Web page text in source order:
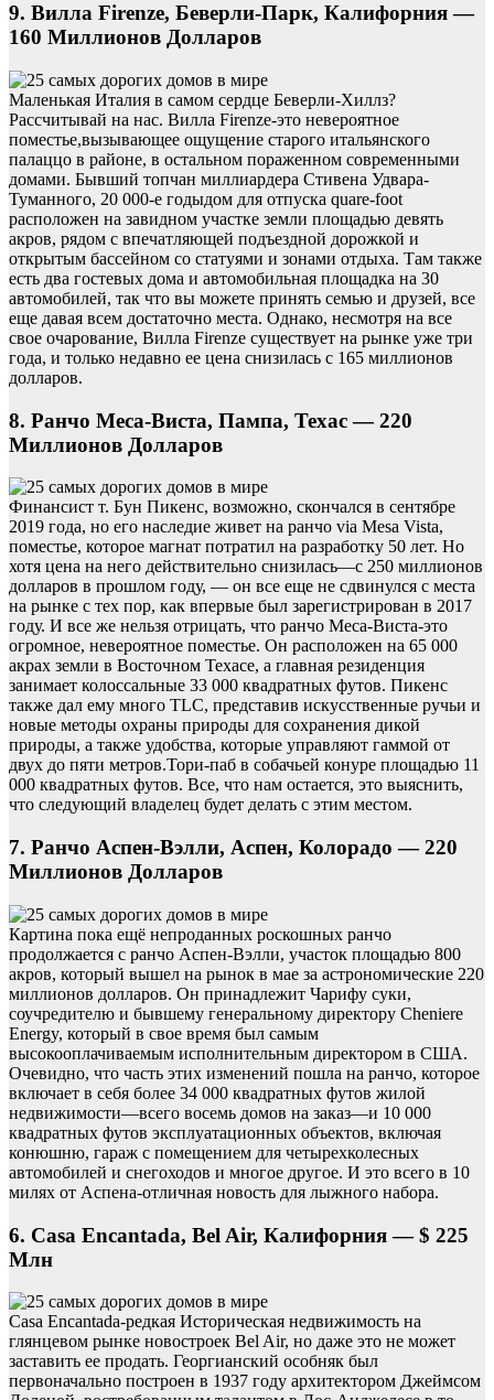
9. Вилла Firenze, Беверли-Парк, Калифорния —
160 Миллионов Долларов
Маленькая Италия в самом сердце Беверли-Хиллз?
Рассчитывай на нас. Вилла Firenze-это невероятное
поместье,вызывающее ощущение старого итальянского
палаццо в районе, в остальном пораженном современными
домами. Бывший топчан миллиардера Стивена Удвара-
Туманного, 20 000-е годыдом для отпуска quare-foot
расположен на завидном участке земли площадью девять
акров, рядом с впечатляющей подъездной дорожкой и
открытым бассейном со статуями и зонами отдыха. Там также
есть два гостевых дома и автомобильная площадка на 30
автомобилей, так что вы можете принять семью и друзей, все
еще давая всем достаточно места. Однако, несмотря на все
свое очарование, Вилла Firenze существует на рынке уже три
года, и только недавно ее цена снизилась с 165 миллионов
долларов.
8. Ранчо Меса-Виста, Пампа, Техас — 220
Миллионов Долларов
Финансист т. Бун Пикенс, возможно, скончался в сентябре
2019 года, но его наследие живет на ранчо via Mesa Vista,
поместье, которое магнат потратил на разработку 50 лет. Но
хотя цена на него действительно снизилась—с 250 миллионов
долларов в прошлом году, — он все еще не сдвинулся с места
на рынке с тех пор, как впервые был зарегистрирован в 2017
году. И все же нельзя отрицать, что ранчо Меса-Виста-это
огромное, невероятное поместье. Он расположен на 65 000
акрах земли в Восточном Техасе, а главная резиденция
занимает колоссальные 33 000 квадратных футов. Пикенс
также дал ему много TLC, представив искусственные ручьи и
новые методы охраны природы для сохранения дикой
природы, а также удобства, которые управляют гаммой от
двух до пяти метров.Тори-паб в собачьей конуре площадью 11
000 квадратных футов. Все, что нам остается, это выяснить,
что следующий владелец будет делать с этим местом.
7. Ранчо Аспен-Вэлли, Аспен, Колорадо — 220
Миллионов Долларов
Картина пока ещё непроданных роскошных ранчо
продолжается с ранчо Аспен-Вэлли, участок площадью 800
акров, который вышел на рынок в мае за астрономические 220
миллионов долларов. Он принадлежит Чарифу суки,
соучредителю и бывшему генеральному директору Cheniere
Energy, который в свое время был самым
высокооплачиваемым исполнительным директором в США.
Очевидно, что часть этих изменений пошла на ранчо, которое
включает в себя более 34 000 квадратных футов жилой
недвижимости—всего восемь домов на заказ—и 10 000
квадратных футов эксплуатационных объектов, включая
конюшню, гараж с помещением для четырехколесных
автомобилей и снегоходов и многое другое. И это всего в 10
милях от Аспена-отличная новость для лыжного набора.
6. Casa Encantada, Bel Air, Калифорния — $ 225
Млн
Casa Encantada-редкая Историческая недвижимость на
глянцевом рынке новостроек Bel Air, но даже это не может
заставить ее продать. Георгианский особняк был
первоначально построен в 1937 году архитектором Джеймсом